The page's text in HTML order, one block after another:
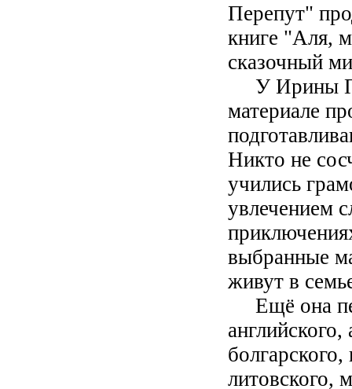
Перепут"
книге "Аля,
сказочный
У Ирины
материале
Никто не
учились
увлечением
выбранные
живут в
Ещё она
английского,
болгарского,
литовского,